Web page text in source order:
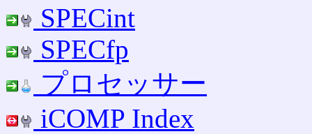
SPECint
SPECfp
プロセッサー
iCOMP Index